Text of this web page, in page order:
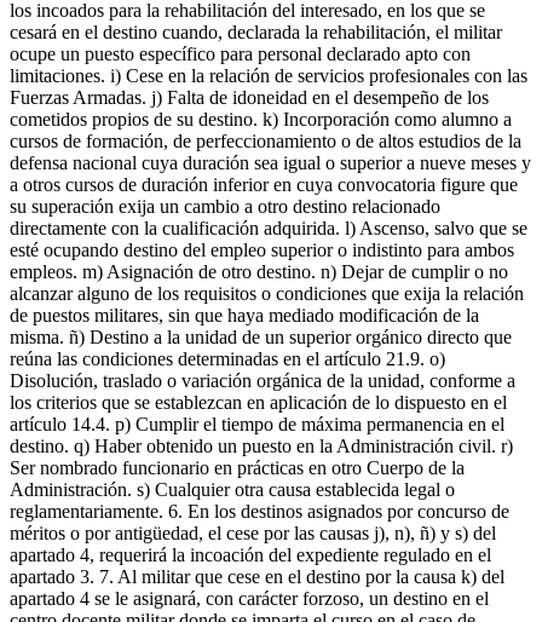
los incoados para la rehabilitación del interesado, en los que se
cesará en el destino cuando, declarada la rehabilitación, el militar
ocupe un puesto específico para personal declarado apto con
limitaciones. i) Cese en la relación de servicios profesionales con las
Fuerzas Armadas. j) Falta de idoneidad en el desempeño de los
cometidos propios de su destino. k) Incorporación como alumno a
cursos de formación, de perfeccionamiento o de altos estudios de la
defensa nacional cuya duración sea igual o superior a nueve meses y
a otros cursos de duración inferior en cuya convocatoria figure que
su superación exija un cambio a otro destino relacionado
directamente con la cualificación adquirida. l) Ascenso, salvo que se
esté ocupando destino del empleo superior o indistinto para ambos
empleos. m) Asignación de otro destino. n) Dejar de cumplir o no
alcanzar alguno de los requisitos o condiciones que exija la relación
de puestos militares, sin que haya mediado modificación de la
misma. ñ) Destino a la unidad de un superior orgánico directo que
reúna las condiciones determinadas en el artículo 21.9. o)
Disolución, traslado o variación orgánica de la unidad, conforme a
los criterios que se establezcan en aplicación de lo dispuesto en el
artículo 14.4. p) Cumplir el tiempo de máxima permanencia en el
destino. q) Haber obtenido un puesto en la Administración civil. r)
Ser nombrado funcionario en prácticas en otro Cuerpo de la
Administración. s) Cualquier otra causa establecida legal o
reglamentariamente. 6. En los destinos asignados por concurso de
méritos o por antigüedad, el cese por las causas j), n), ñ) y s) del
apartado 4, requerirá la incoación del expediente regulado en el
apartado 3. 7. Al militar que cese en el destino por la causa k) del
apartado 4 se le asignará, con carácter forzoso, un destino en el